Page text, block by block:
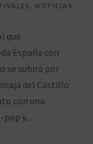
, NOTICIAS
que
España con
se subirá por
del Castillo
con una
y...